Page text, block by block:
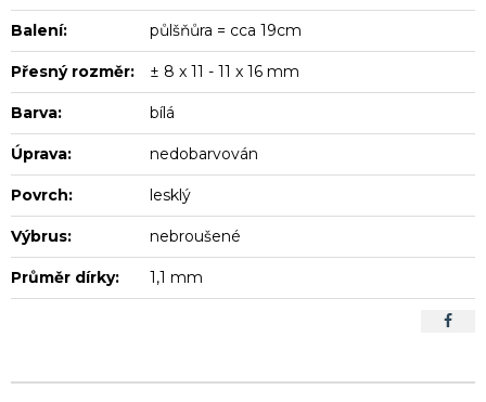
Balení: půlšňůra = cca 19cm
Přesný rozměr: ± 8 x 11 - 11 x 16 mm
Barva: bílá
Úprava: nedobarvován
Povrch: lesklý
Výbrus: nebroušené
Průměr dírky: 1,1 mm